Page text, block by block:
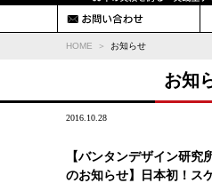
HOME お知らせ
お知
2016.10.28
【バンタンデザイン研究
のお知らせ】日本初！ス